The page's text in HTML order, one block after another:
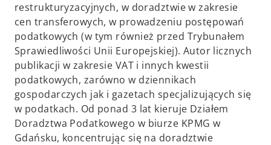
restrukturyzacyjnych, w doradztwie w zakresie
cen transferowych, w prowadzeniu postępowań
podatkowych (w tym również przed Trybunałem
Sprawiedliwości Unii Europejskiej). Autor licznych
publikacji w zakresie VAT i innych kwestii
podatkowych, zarówno w dziennikach
gospodarczych jak i gazetach specjalizujących się
w podatkach. Od ponad 3 lat kieruje Działem
Doradztwa Podatkowego w biurze KPMG w
Gdańsku, koncentrując się na doradztwie